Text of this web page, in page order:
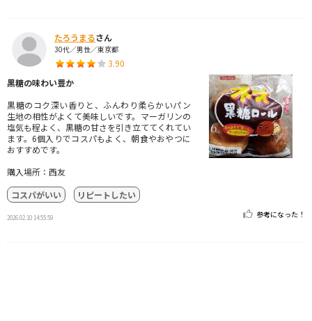
たろうまるさん
30代／男性／東京都
3.90
黒糖の味わい豊か
黒糖のコク深い香りと、ふんわり柔らかいパン
生地の相性がよくて美味しいです。マーガリンの
塩気も程よく、黒糖の甘さを引き立ててくれてい
ます。6個入りでコスパもよく、朝食やおやつに
おすすめです。
購入場所：西友
コスパがいい
リピートしたい
2026.02.10 14:55:59 参考になった！